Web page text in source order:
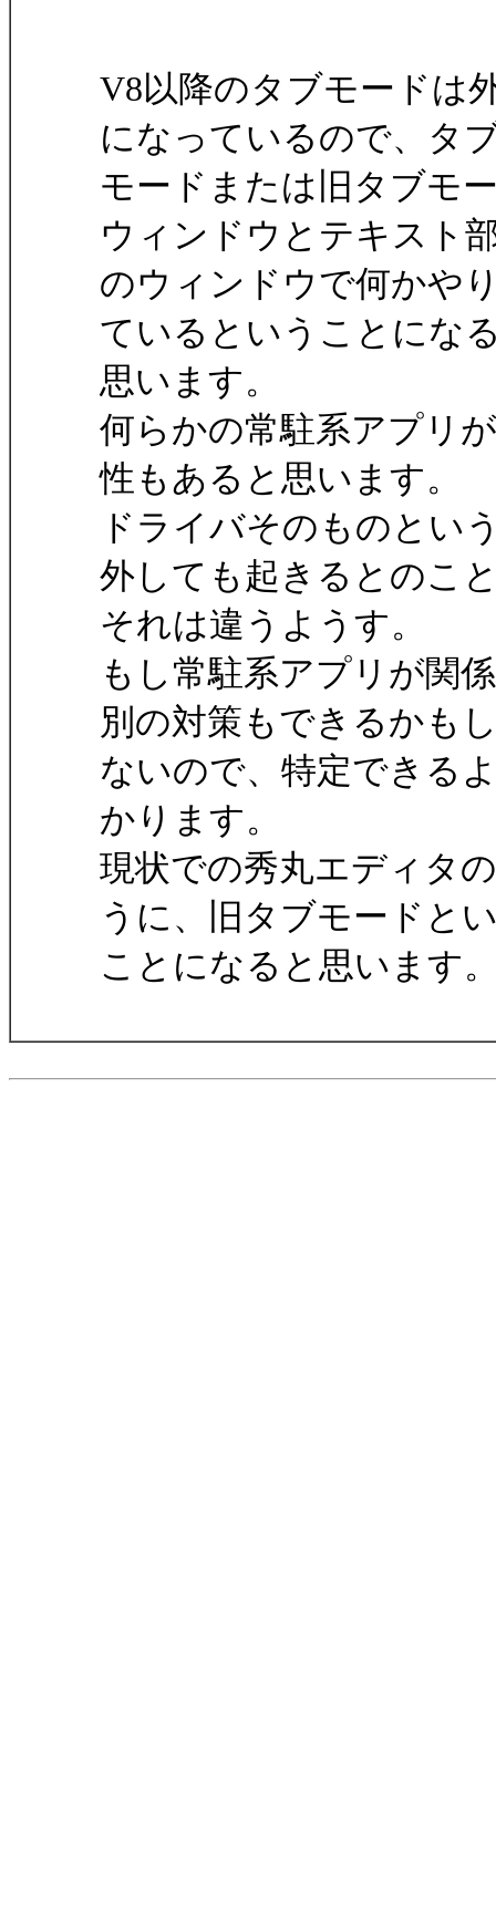
V8以降のタブモードは
になっているので、タ
モードまたは旧タブモ
ウィンドウとテキスト
のウィンドウで何かや
ているということにな
思います。
何らかの常駐系アプリ
性もあると思います。
ドライバそのものとい
外しても起きるとのこ
それは違うようす。
もし常駐系アプリが関
別の対策もできるかも
ないので、特定できる
かります。
現状での秀丸エディタ
うに、旧タブモードと
ことになると思います